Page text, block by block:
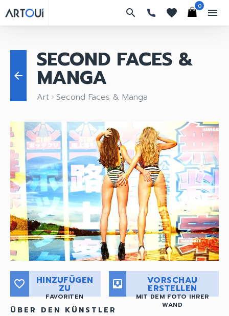
search favorites
0
menu
arrow_back
SECOND FACES &
MANGA
Art keyboard_arrow_right Second Faces & Manga
favorite_border HINZUFÜGEN
ZU
FAVORITEN
move_to_inbox VORSCHAU
ERSTELLEN
MIT DEM FOTO IHRER
WAND
ÜBER DEN KÜNSTLER